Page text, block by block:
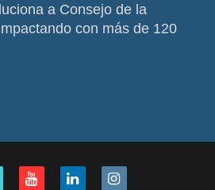
a Consejo de la
con más de 120